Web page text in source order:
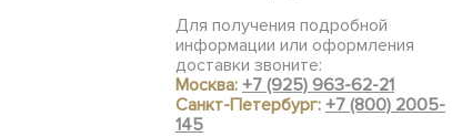
Для получения подробной
информации или оформления
доставки звоните:
Москва: +7 (925) 963-62-21
Санкт-Петербург: +7 (800) 2005-
145